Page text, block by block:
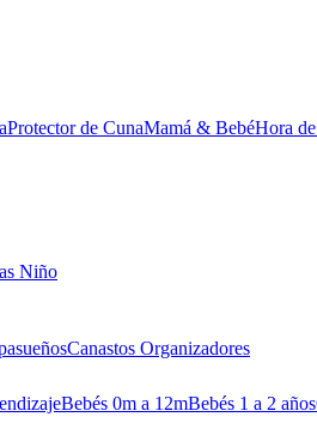
Protector de CunaMamá & BebéHora
Niño
Canastos Organizadores
Bebés 0m a 12mBebés 1 a 2 años